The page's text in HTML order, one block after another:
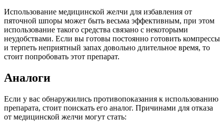
Использование медицинской желчи для избавления от
пяточной шпоры может быть весьма эффективным, при этом
использование такого средства связано с некоторыми
неудобствами. Если вы готовы постоянно готовить компрессы
и терпеть неприятный запах довольно длительное время, то
стоит попробовать этот препарат.
Аналоги
Если у вас обнаружились противопоказания к использованию
препарата, стоит поискать его аналог. Причинами для отказа
от медицинской желчи могут стать: